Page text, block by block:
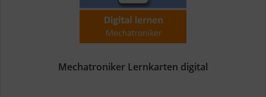
Mechatroniker Lernkarten digital